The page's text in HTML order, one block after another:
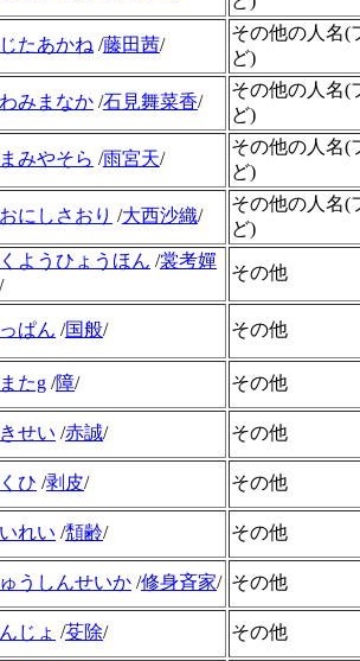
たあかね /藤田茜/
その他の人名(
ど)
みまなか /石見舞菜香/
その他の人名(
ど)
みやそら /雨宮天/
その他の人名(
ど)
にしさおり /大西沙織/
その他の人名(
ど)
ようひょうほん /裳考嬋
/
その他
ぱん /国般/ その他
たg /障/
その他
せい /赤誠/
その他
ひ /剥皮/
その他
れい /頽齢/
その他
うしんせいか /修身斉家/ その他
じょ /芟除/
その他